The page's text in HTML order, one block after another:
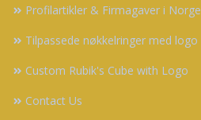
Profilartikler & Firmagaver i Norge
Tilpassede nøkkelringer med logo
Custom Rubik's Cube with Logo
Contact Us